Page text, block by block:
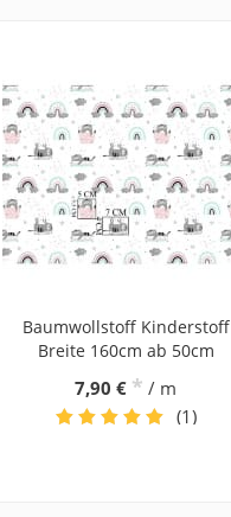
Baumwollstoff Kinderstoff
Breite 160cm ab 50cm
7,90 € * / m
(1)